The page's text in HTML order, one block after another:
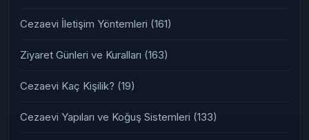
Cezaevi İletişim Yöntemleri (161)
Ziyaret Günleri ve Kuralları (163)
Cezaevi Kaç Kişilik? (19)
Cezaevi Yapıları ve Koğuş Sistemleri (133)